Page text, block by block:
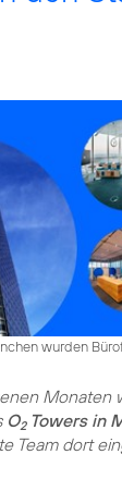
wurden
Monaten
O2Towers in
Team dort